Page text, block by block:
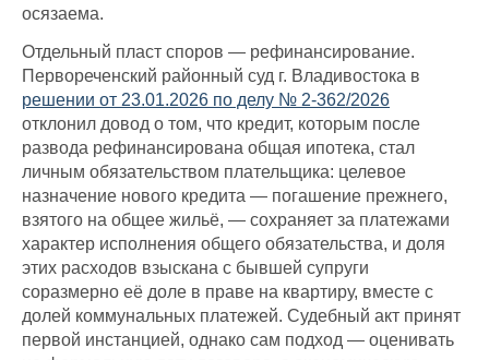
осязаема.
Отдельный пласт споров — рефинансирование.
Первореченский районный суд г. Владивостока в
решении от 23.01.2026 по делу № 2-362/2026
отклонил довод о том, что кредит, которым после
развода рефинансирована общая ипотека, стал
личным обязательством плательщика: целевое
назначение нового кредита — погашение прежнего,
взятого на общее жильё, — сохраняет за платежами
характер исполнения общего обязательства, и доля
этих расходов взыскана с бывшей супруги
соразмерно её доле в праве на квартиру, вместе с
долей коммунальных платежей. Судебный акт принят
первой инстанцией, однако сам подход — оценивать